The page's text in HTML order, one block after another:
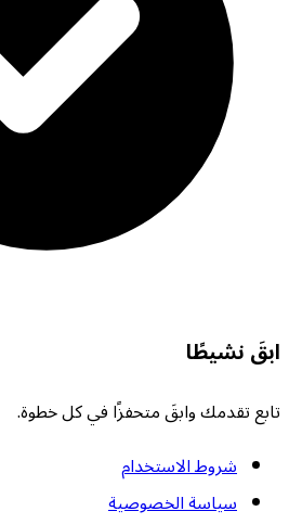
ابقَ نشيطًا
تابع تقدمك وابقَ متحفزًا في كل خطوة.
شروط الاستخدام
سياسة الخصوصية